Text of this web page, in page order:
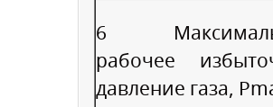
6
рабочее
давление газа, Р